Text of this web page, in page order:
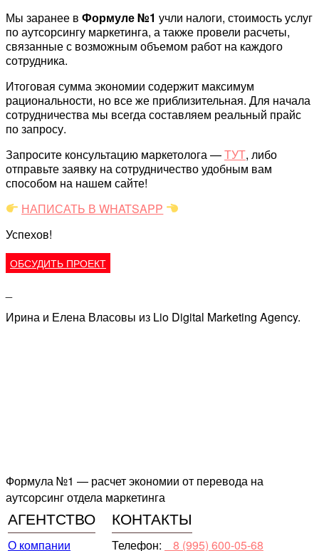
Мы заранее в Формуле №1 учли налоги, стоимость услуг
по аутсорсингу маркетинга, а также провели расчеты,
связанные с возможным объемом работ на каждого
сотрудника.
Итоговая сумма экономии содержит максимум
рациональности, но все же приблизительная. Для начала
сотрудничества мы всегда составляем реальный прайс
по запросу.
Запросите консультацию маркетолога —ТУТ, либо
отправьте заявку на сотрудничество удобным вам
способом на нашем сайте!
НАПИСАТЬ В WHATSAPP
Успехов!
ОБСУДИТЬ ПРОЕКТ
Ирина и Елена Власовы из Lio Digital Marketing Agency.
Формула №1 — расчет экономии от перевода на
аутсорсинг отдела маркетинга
АГЕНТСТВО КОНТАКТЫ
О компании Телефон: ⠀8 (995) 600-05-68